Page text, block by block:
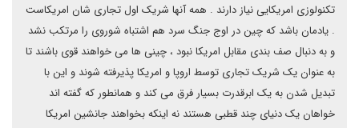
تکنولوزی امریکایی نیاز دارند . همه آنها شریک اول تجاری شان امریکاست
. یادمان باشد که چین در اوج جنگ سرد هم اشتباه شوروی را مرتکب نشد
و به دنبال صف بندی مقابل امریکا نبود ، چینی ها می خواهند قوی باشند تا
به عنوان یک شریک تجاری توسط اروپا و امریکا پذیرفته شوند و این با
تبدیل شدن به یک ابرقدرت بسیار فرق می کند و همانطور که گفته اند
خواهان یک دنیای چند قطبی هستند نه اینکه بخواهند جانشین امریکا